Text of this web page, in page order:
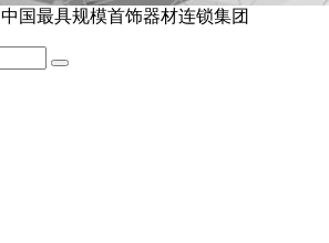
国最具规模首饰器材连锁集团